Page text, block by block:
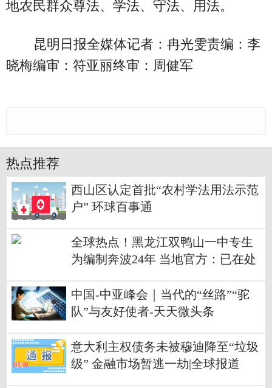
地农民群众尊法、学法、守法、用法。
昆明日报全媒体记者：冉光雯责编：李
晓梅编审：符亚丽终审：周健军
热点推荐
西山区认定首批“农村学法用法示范
户” 环球百事通
全球热点！黑龙江双鸭山一中专生
为编制奔波24年 当地官方：已在处
中国-中亚峰会｜当代的“丝路”“驼
队”与友好使者-天天微头条
意大利主权债务未被穆迪降至“垃圾
级” 金融市场暂逃一劫|全球报道